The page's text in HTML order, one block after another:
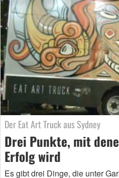
Der Eat Art Truck aus Sydney
Drei Punkte, mit
Erfolg wird
Es gibt drei Dinge, die unter